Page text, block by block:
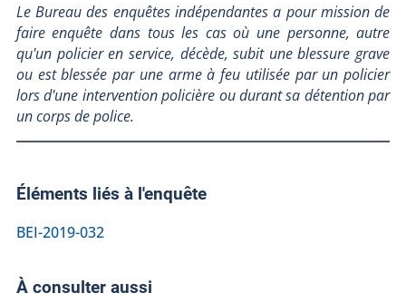
Le Bureau des enquêtes indépendantes a pour mission de
faire enquête dans tous les cas où une personne, autre
qu'un policier en service, décède, subit une blessure grave
ou est blessée par une arme à feu utilisée par un policier
lors d'une intervention policière ou durant sa détention par
un corps de police.
Éléments liés à l'enquête
BEI-2019-032
À consulter aussi